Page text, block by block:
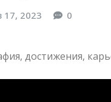
17, 2023 0